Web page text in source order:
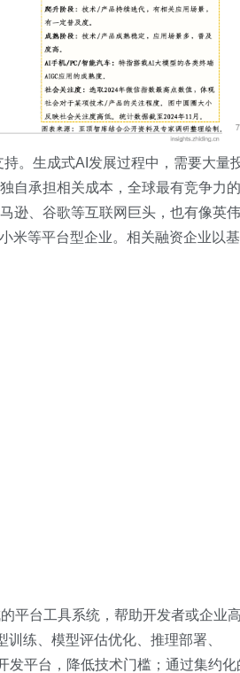
。生成式AI发展过程中，需要大量
自承担相关成本，全球最有竞争力的
逊、谷歌等互联网巨头，也有像英伟
米等平台型企业。相关融资企业以基
平台工具系统，帮助开发者或企业
练、模型评估优化、推理部署、
发平台，降低技术门槛；通过集约化